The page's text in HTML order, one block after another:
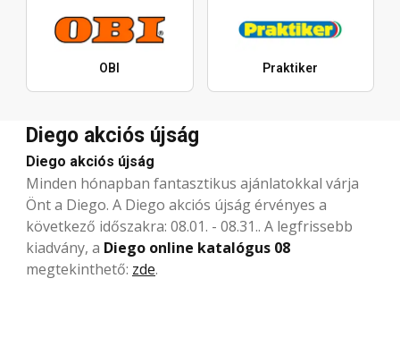
OBI Praktiker
Diego akciós újság
Diego akciós újság
Minden hónapban fantasztikus ajánlatokkal várja
Önt a Diego. A Diego akciós újság érvényes a
következő időszakra: 08.01. - 08.31.. A legfrissebb
kiadvány, a Diego online katalógus 08
megtekinthető: zde.